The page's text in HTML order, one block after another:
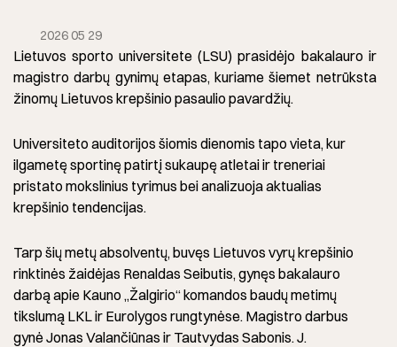
2026 05 29
Lietuvos sporto universitete (LSU) prasidėjo bakalauro ir
magistro darbų gynimų etapas, kuriame šiemet netrūksta
žinomų Lietuvos krepšinio pasaulio pavardžių.
Universiteto auditorijos šiomis dienomis tapo vieta, kur
ilgametę sportinę patirtį sukaupę atletai ir treneriai
pristato mokslinius tyrimus bei analizuoja aktualias
krepšinio tendencijas.
Tarp šių metų absolventų, buvęs Lietuvos vyrų krepšinio
rinktinės žaidėjas Renaldas Seibutis, gynęs bakalauro
darbą apie Kauno „Žalgirio“ komandos baudų metimų
tikslumą LKL ir Eurolygos rungtynėse. Magistro darbus
gynė Jonas Valančiūnas ir Tautvydas Sabonis. J.